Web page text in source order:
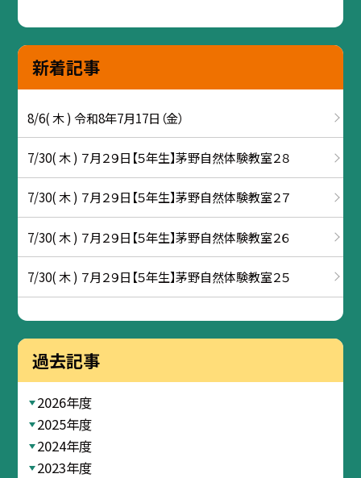
新着記事
8/6( 木 ) 令和8年7月17日（金）
7/30( 木 ) ７月２９日【５年生】茅野自然体験教室２８
7/30( 木 ) ７月２９日【５年生】茅野自然体験教室２７
7/30( 木 ) ７月２９日【５年生】茅野自然体験教室２６
7/30( 木 ) ７月２９日【５年生】茅野自然体験教室２５
過去記事
2026年度
2025年度
2024年度
2023年度